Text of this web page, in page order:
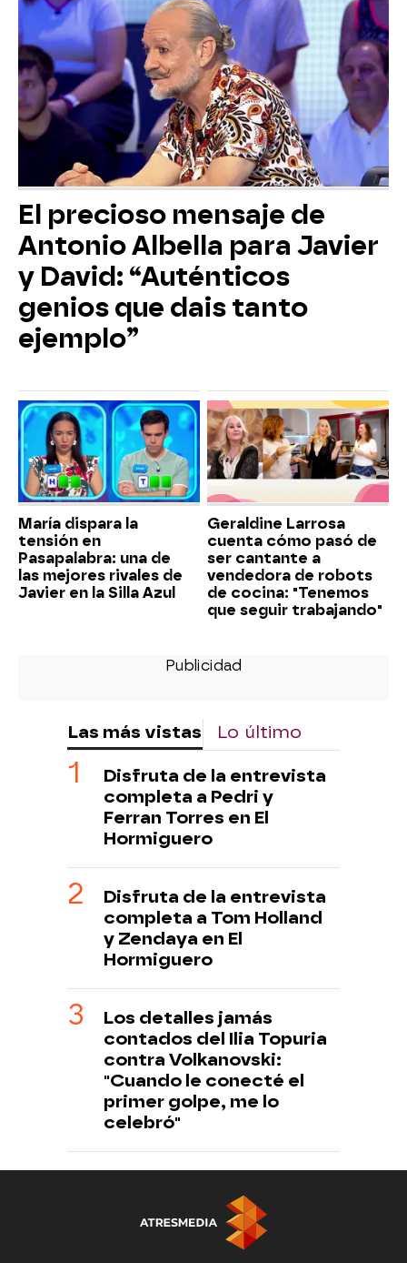
El precioso mensaje de
Antonio Albella para Javier
y David: “Auténticos
genios que dais tanto
ejemplo”
María dispara la
tensión en
Pasapalabra: una de
las mejores rivales de
Javier en la Silla Azul
Geraldine Larrosa
cuenta cómo pasó de
ser cantante a
vendedora de robots
de cocina: "Tenemos
que seguir trabajando"
Las más vistas Lo último
Disfruta de la entrevista
completa a Pedri y
Ferran Torres en El
Hormiguero
Disfruta de la entrevista
completa a Tom Holland
y Zendaya en El
Hormiguero
Los detalles jamás
contados del Ilia Topuria
contra Volkanovski:
"Cuando le conecté el
primer golpe, me lo
celebró"